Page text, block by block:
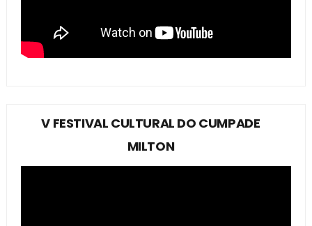
V FESTIVAL CULTURAL DO CUMPADE
MILTON